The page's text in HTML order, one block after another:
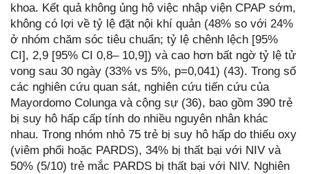
khoa. Kết quả không ủng hộ việc nhập viện CPAP sớm,
không có lợi về tỷ lệ đặt nội khí quản (48% so với 24%
ở nhóm chăm sóc tiêu chuẩn; tỷ lệ chênh lệch [95%
CI], 2,9 [95% CI 0,8– 10,9]) và cao hơn bất ngờ tỷ lệ tử
vong sau 30 ngày (33% vs 5%, p=0,041) (43). Trong số
các nghiên cứu quan sát, nghiên cứu tiến cứu của
Mayordomo Colunga và cộng sự (36), bao gồm 390 trẻ
bị suy hô hấp cấp tính do nhiều nguyên nhân khác
nhau. Trong nhóm nhỏ 75 trẻ bị suy hô hấp do thiếu oxy
(viêm phổi hoặc PARDS), 34% bị thất bại với NIV và
50% (5/10) trẻ mắc PARDS bị thất bại với NIV. Nghiên